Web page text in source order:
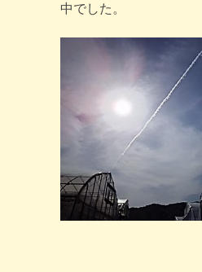
中でした。